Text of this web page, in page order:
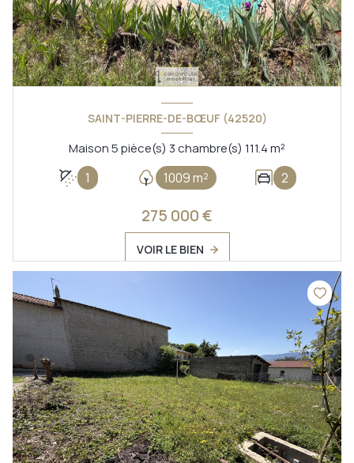
SAINT-PIERRE-DE-BŒUF (42520)
Maison 5 pièce(s) 3 chambre(s) 111.4 m²
1 1009 m² 2
275 000 €
VOIR LE BIEN